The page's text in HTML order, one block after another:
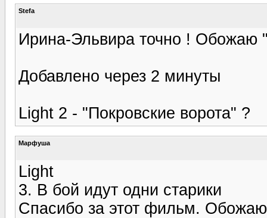
Stefa
Ирина-Эльвира точно ! Обожаю
Добавлено через 2 минуты
Light 2 - "Покровские ворота" ?
Марфуша
Light
3. В бой идут одни старики
Спасибо за этот фильм.